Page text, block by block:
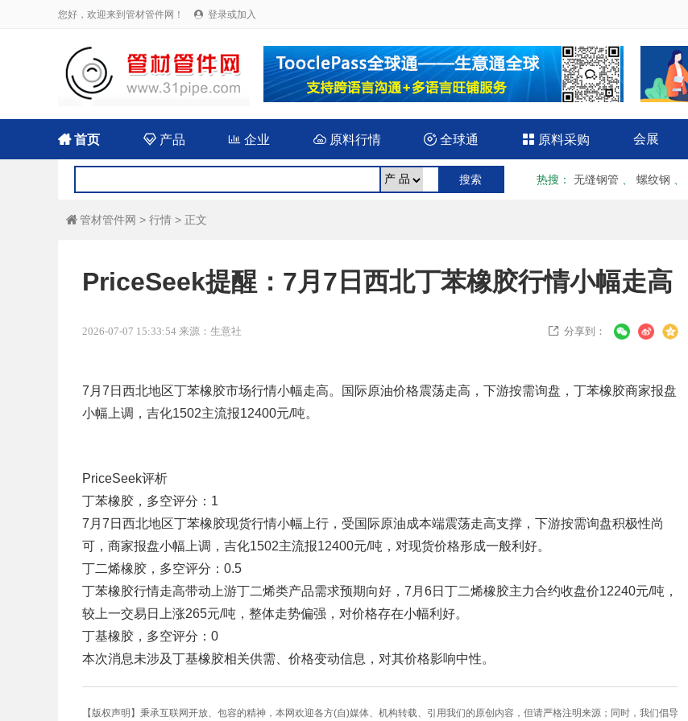
您好，欢迎来到管材管件网！  登录或加入
首页 产品  企业 原料行情  全球通  原料采购 会展
热搜 ： 无缝钢管 螺纹钢
 管材管件网 > 行情 > 正文
PriceSeek提醒：7月7日西北丁苯橡胶行情小幅走高
2026-07-07 15:33:54 来源：生意社  分享到：
7月7日西北地区丁苯橡胶市场行情小幅走高。国际原油价格震荡走高，下游按需询盘，丁苯橡胶商家报盘
小幅上调，吉化1502主流报12400元/吨。
PriceSeek评析
丁苯橡胶，多空评分：1
7月7日西北地区丁苯橡胶现货行情小幅上行，受国际原油成本端震荡走高支撑，下游按需询盘积极性尚
可，商家报盘小幅上调，吉化1502主流报12400元/吨，对现货价格形成一般利好。
丁二烯橡胶，多空评分：0.5
丁苯橡胶行情走高带动上游丁二烯类产品需求预期向好，7月6日丁二烯橡胶主力合约收盘价12240元/吨，
较上一交易日上涨265元/吨，整体走势偏强，对价格存在小幅利好。
丁基橡胶，多空评分：0
本次消息未涉及丁基橡胶相关供需、价格变动信息，对其价格影响中性。
【版权声明】秉承互联网开放、包容的精神，本网欢迎各方(自)媒体、机构转载、引用我们的原创内容，但请严格注明来源；同时，我们倡导